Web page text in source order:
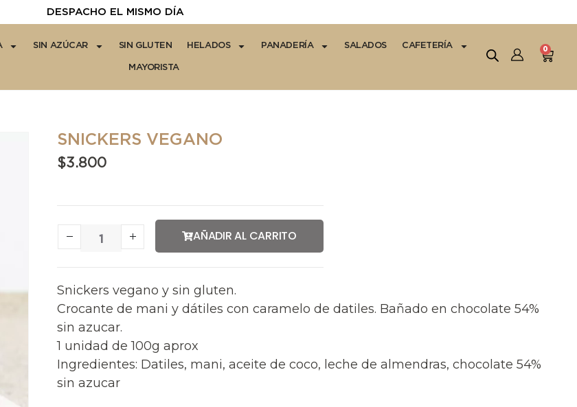
DESPACHO EL MISMO DÍA
SIN AZÚCAR SIN GLUTEN HELADOS PANADERÍA SALADOS CAFETERÍA
MAYORISTA
0
SNICKERS VEGANO
$3.800
AÑADIR AL CARRITO
Snickers vegano y sin gluten.
Crocante de mani y dátiles con caramelo de datiles. Bañado en chocolate 54%
sin azucar.
1 unidad de 100g aprox
Ingredientes: Datiles, mani, aceite de coco, leche de almendras, chocolate 54%
sin azucar